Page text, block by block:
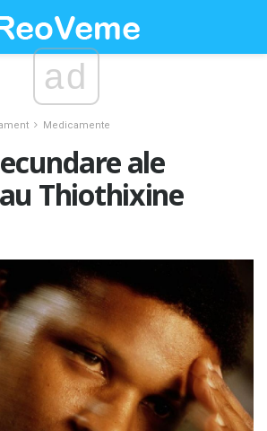
ad
Medicamente
ale
Thiothixine